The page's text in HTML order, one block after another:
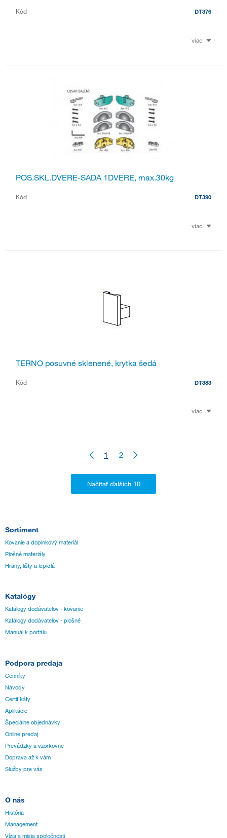
Kód DT376
viac
POS.SKL.DVERE-SADA 1DVERE, max.30kg
Kód DT390
viac
TERNO posuvné sklenené, krytka šedá
Kód DT383
viac
1 2
Sortiment
Kovanie a doplnkový materiál
Plošné materiály
Hrany, lišty a lepidlá
Katalógy
Katálogy dodávateľov - kovanie
Katálogy dodávateľov - plošné
Manuál k portálu
Podpora predaja
Cenníky
Návody
Certifikáty
Aplikácie
Špeciálne objednávky
Online predaj
Prevádzky a vzorkovne
Doprava až k vám
Služby pre vás
O nás
História
Management
Vízia a misia spoločnosti